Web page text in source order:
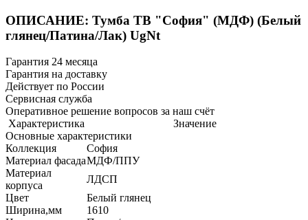
ОПИСАНИЕ: Тумба ТВ "София" (МДФ) (Белый
глянец/Патина/Лак) UgNt
Гарантия 24 месяца
Гарантия на доставку
Действует по России
Сервисная служба
Оперативное решение вопросов за наш счёт
Характеристика
Значение
Основные характеристики
Коллекция
София
Материал фасадаМДФ/ППУ
Материал
корпуса
ЛДСП
Цвет
Белый глянец
Ширина,мм
1610